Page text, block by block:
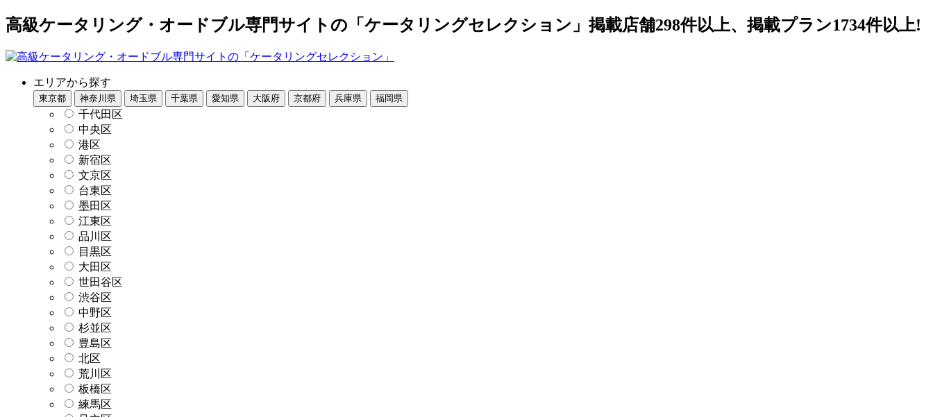
高級ケータリング・オードブル専門サイトの「ケータリングセレクション」掲載店舗298件以上、掲載プラン1734件以上!
エリアから探す
東京都 神奈川県 埼玉県 千葉県 愛知県 大阪府 京都府 兵庫県 福岡県
千代田区
中央区
港区
新宿区
文京区
台東区
墨田区
江東区
品川区
目黒区
大田区
世田谷区
渋谷区
中野区
杉並区
豊島区
北区
荒川区
板橋区
練馬区